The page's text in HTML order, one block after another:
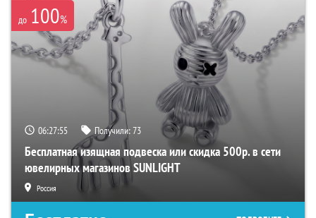
до 100%
06:27:54 Получили:73
Бесплатная изящная подвеска или скидка 500р. в сети
ювелирных магазинов SUNLIGHT
Россия